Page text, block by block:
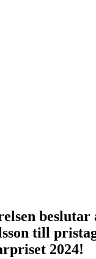
beslutar
till
2024!